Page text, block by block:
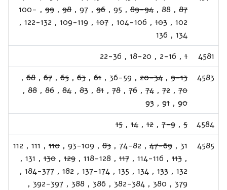
87
,
88
,
89-94
,
95
,
96
,
97
,
98
,
99
,
100-
102
,
103
,
104-106
,
107
,
109-119
,
122-132
,
134
,
136
4581
1
,
2-16
,
18-20
,
22-36
4583
9-13
,
20-34
,
36-59
,
61
,
63
,
65
,
67
,
68
,
70
,
72
,
74
,
76
,
78
,
81
,
83
,
84
,
86
,
88
,
90
,
91
,
93
4584
5
,
7-9
,
12
,
14
,
15
4585
31
,
47-69
,
74-82
,
83
,
93-109
,
110
,
111
,
112
,
113
,
114-116
,
117
,
118-128
,
129
,
130
,
131
,
132
,
133
,
134
,
135
,
137-174
,
182
,
184-377
,
379
,
380
,
382-384
,
386
,
388
,
392-397
,